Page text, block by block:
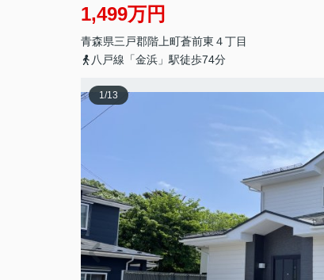
1,499万円
青森県三戸郡階上町蒼前東 ４丁目
八戸線「金浜」駅徒歩74分
1/13